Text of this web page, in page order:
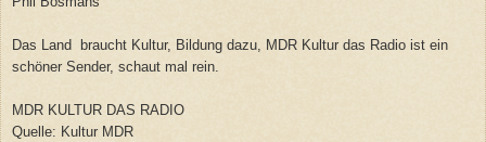
Das Land braucht Kultur, Bildung dazu, MDR Kultur das Radio ist ein
schöner Sender, schaut mal rein.
MDR KULTUR DAS RADIO
Quelle: Kultur MDR